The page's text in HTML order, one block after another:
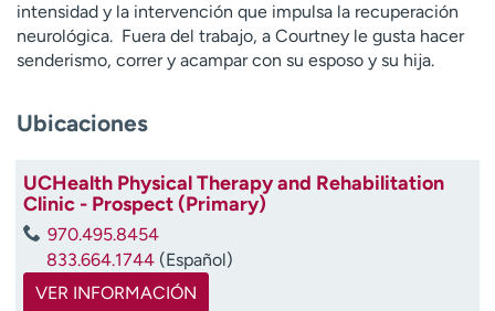
intensidad y la intervención que impulsa la recuperación
neurológica. Fuera del trabajo, a Courtney le gusta hacer
senderismo, correr y acampar con su esposo y su hija.
Ubicaciones
UCHealth Physical Therapy and Rehabilitation
Clinic - Prospect (Primary)
970.495.8454
833.664.1744 (Español)
VER INFORMACIÓN